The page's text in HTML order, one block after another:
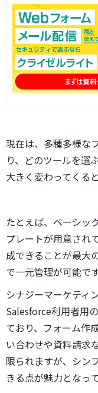
現在は、多種多様な
り、どのツールを選
大きく変わってくる
たとえば、ベーシッ
プレートが用意され
成できることが最大
で一元管理が可能です
シナジーマーケティ
Salesforce利用者用
ており、フォーム作
い合わせや資料請求
限られますが、シン
きる点が魅力となっ